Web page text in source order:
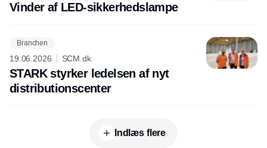
Vinder af LED-sikkerhedslampe
Branchen
19.06.2026 SCM.dk
STARK styrker ledelsen af nyt
distributionscenter
Indlæs flere